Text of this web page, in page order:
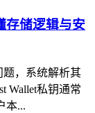
存储逻辑与安
题，系统解析其
Wallet私钥通常
本...